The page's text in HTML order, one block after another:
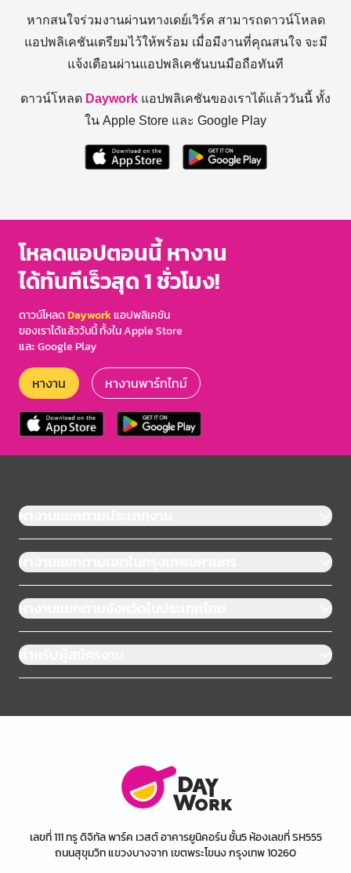
หากสนใจร่วมงานผ่านทางเดย์เวิร์ค สามารถดาวน์โหลด
แอปพลิเคชันเตรียมไว้ให้พร้อม เมื่อมีงานที่คุณสนใจ จะมี
แจ้งเตือนผ่านแอปพลิเคชันบนมือถือทันที
ดาวน์โหลด Daywork แอปพลิเคชันของเราได้แล้ววันนี้ ทั้ง
ใน Apple Store และ Google Play
โหลดแอปตอนนี้ หางาน
ได้ทันทีเร็วสุด 1 ชั่วโมง!
ดาวน์โหลดDayworkแอปพลิเคชัน
ของเราได้แล้ววันนี้ ทั้งใน Apple Store
และ Google Play
หางาน หางานพาร์ทไทม์
หางานแยกตามประเภทงาน
หางานแยกตามเขตในกรุงเทพมหานคร
หางานแยกตามจังหวัดในประเทศไทย
สำหรับผู้สมัครงาน
เลขที่ 111 ทรู ดิจิทัล พาร์ค เวสต์ อาคารยูนิคอร์น ชั้น5 ห้องเลขที่ SH555
ถนนสุขุมวิท แขวงบางจาก เขตพระโขนง กรุงเทพ 10260